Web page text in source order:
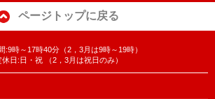
ページトップに戻る
:9時～17時40分（2，3月は9時～19時）
休日:日・祝 （2，3月は祝日のみ）